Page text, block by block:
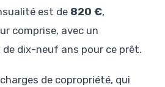
est de 820 €,
comprise, avec un
dix-neuf ans pour ce prêt.
de copropriété, qui